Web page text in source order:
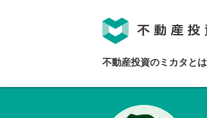
不動産投資のミカタとは